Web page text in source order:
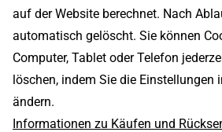
auf der Website berechnet. Nach
automatisch gelöscht. Sie können
Computer, Tablet oder Telefon
löschen, indem Sie die Einstellungen
ändern.
Informationen zu Käufen und